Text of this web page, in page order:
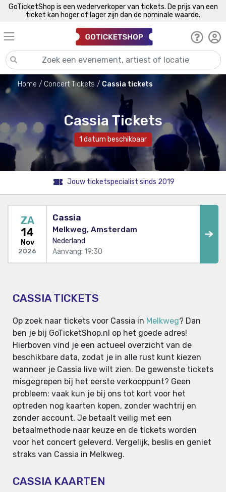
GoTicketShop is een wederverkoper van tickets. De prijs van een
ticket kan hoger of lager zijn dan de nominale waarde.
Home Concert Tickets Cassia tickets
Cassia Tickets
1 datum beschikbaar
Jouw ticketspecialist sinds 2019
ZA
14
Nov
2026
Cassia
Melkweg, Amsterdam
Nederland
Aanvang: 19:30
CASSIA TICKETS
Op zoek naar tickets voor Cassia in Melkweg? Dan
ben je bij GoTicketShop.nl op het goede adres!
Hierboven vind je een actueel overzicht van de
beschikbare data, zodat je in alle rust kunt kiezen
wanneer je Cassia live wilt zien. De gewenste tickets
misgegrepen bij het eerste verkooppunt? Geen
probleem: vaak kun je bij ons tot kort voor het
optreden nog kaarten kopen, zonder wachtrij en
zonder account. Je betaalt veilig met een
betaalmethode naar keuze en de tickets worden
voor het concert geleverd. Vergelijk, beslis en geniet
straks van Cassia in Melkweg.
CASSIA KAARTEN